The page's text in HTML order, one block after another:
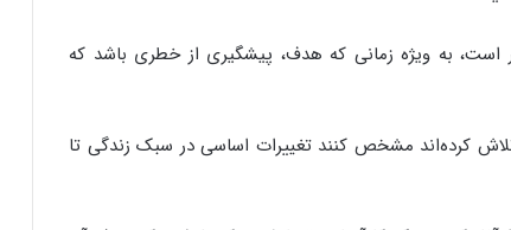
است، به‌ ویژه زمانی که هدف، پیشگیری از خطری باشد که
کرده‌اند مشخص کنند تغییرات اساسی در سبک زندگی تا